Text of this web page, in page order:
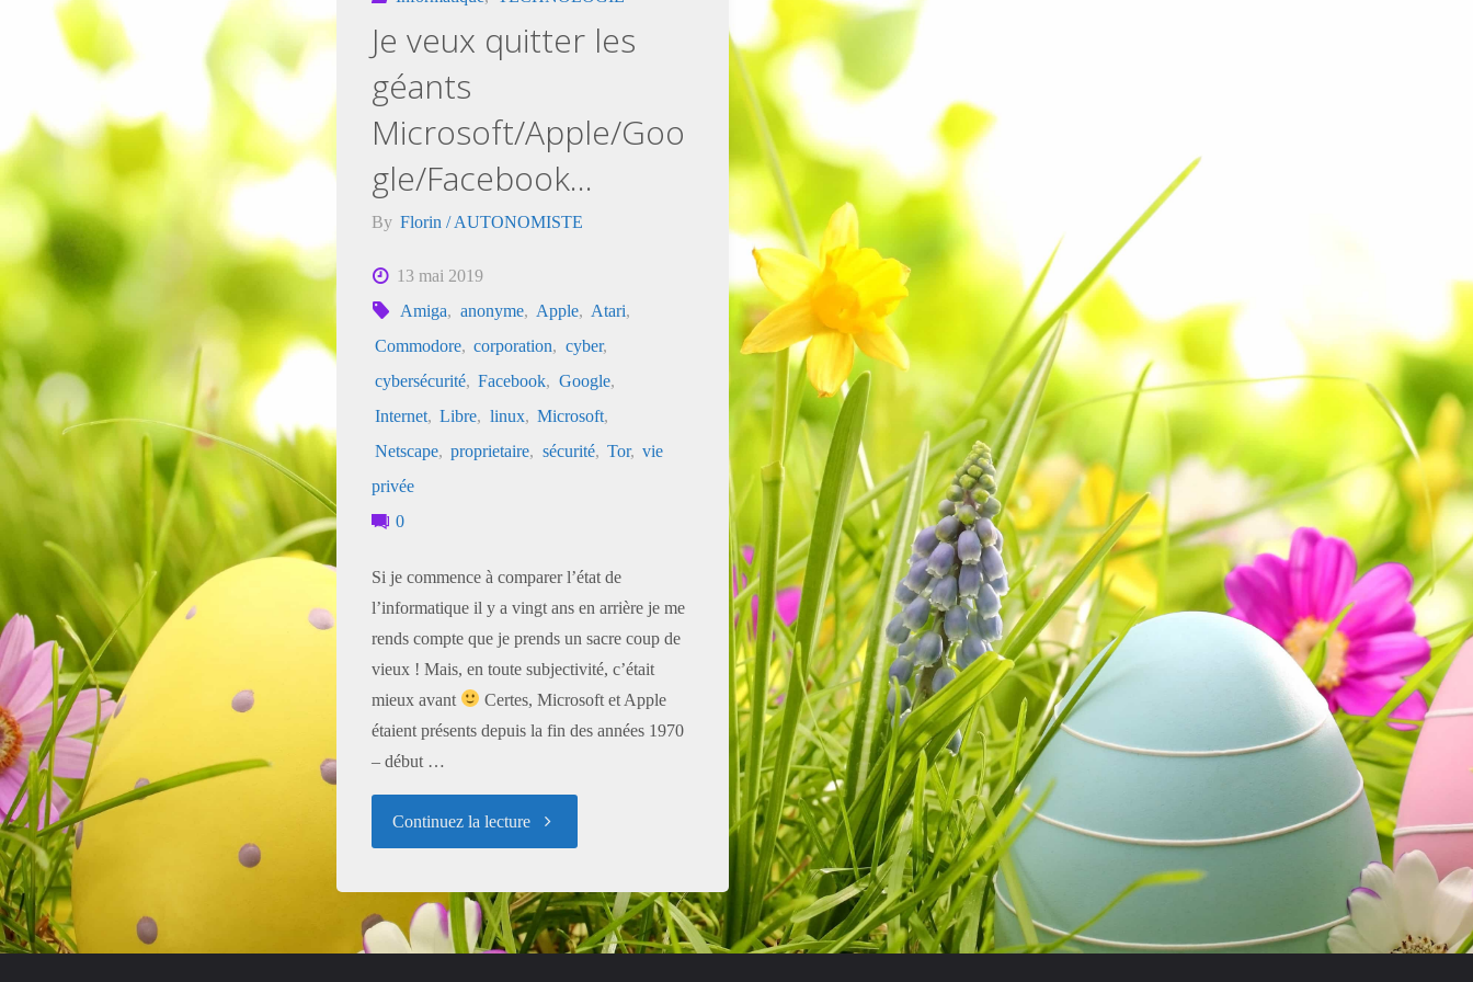
Je veux quitter les
géants
Microsoft/Apple/Goo
gle/Facebook…
By Florin / AUTONOMISTE
13 mai 2019
Amiga, anonyme, Apple, Atari,
Commodore, corporation, cyber,
cybersécurité, Facebook, Google,
Internet, Libre, linux, Microsoft,
Netscape, proprietaire, sécurité, Tor, vie
privée
0
Si je commence à comparer l’état de
l’informatique il y a vingt ans en arrière je me
rends compte que je prends un sacre coup de
vieux ! Mais, en toute subjectivité, c’était
mieux avant
Certes, Microsoft et Apple
étaient présents depuis la fin des années 1970
– début …
Continuez la lecture"Je
quitter